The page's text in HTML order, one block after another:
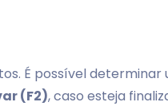
É possível
(F2), caso esteja